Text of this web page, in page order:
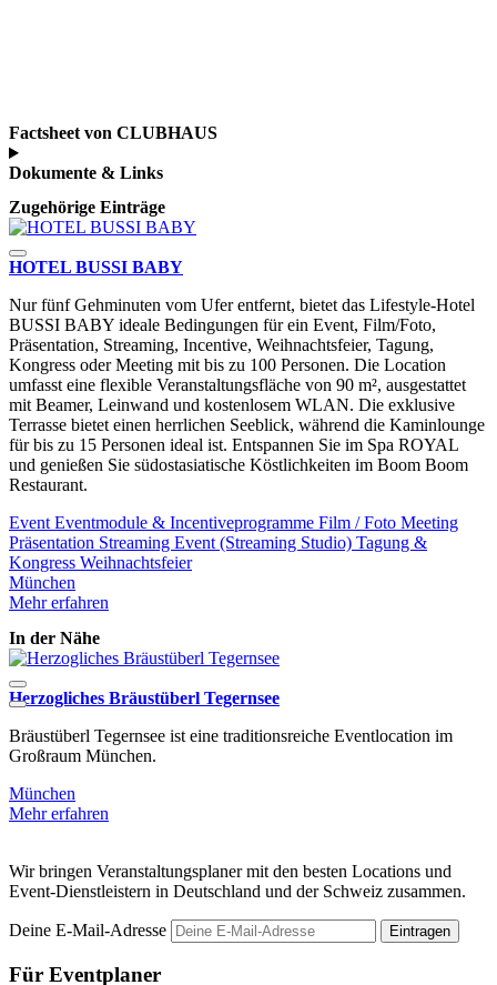
Factsheet von CLUBHAUS
Dokumente & Links
Zugehörige Einträge
HOTEL BUSSI BABY
Nur fünf Gehminuten vom Ufer entfernt, bietet das Lifestyle-Hotel
BUSSI BABY ideale Bedingungen für ein Event, Film/Foto,
Präsentation, Streaming, Incentive, Weihnachtsfeier, Tagung,
Kongress oder Meeting mit bis zu 100 Personen. Die Location
umfasst eine flexible Veranstaltungsfläche von 90 m², ausgestattet
mit Beamer, Leinwand und kostenlosem WLAN. Die exklusive
Terrasse bietet einen herrlichen Seeblick, während die Kaminlounge
für bis zu 15 Personen ideal ist. Entspannen Sie im Spa ROYAL
und genießen Sie südostasiatische Köstlichkeiten im Boom Boom
Restaurant.
Event Eventmodule & Incentiveprogramme Film / Foto Meeting
Präsentation Streaming Event (Streaming Studio) Tagung &
Kongress Weihnachtsfeier
München
Mehr erfahren
In der Nähe
Herzogliches Bräustüberl Tegernsee
​​​​​​​Bräustüberl Tegernsee ist eine traditionsreiche Eventlocation im
Großraum München.
München
Mehr erfahren
Wir bringen Veranstaltungsplaner mit den besten Locations und
Event-Dienstleistern in Deutschland und der Schweiz zusammen.
Deine E-Mail-Adresse Eintragen
Für Eventplaner